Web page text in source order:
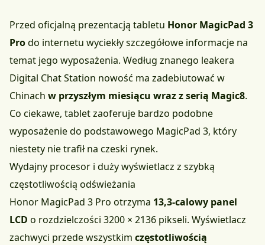
Przed oficjalną prezentacją tabletu Honor MagicPad 3
Prodo internetu wyciekły szczegółowe informacje na
temat jego wyposażenia. Według znanego leakera
Digital Chat Station nowość ma zadebiutować w
Chinach w przyszłym miesiącu wraz z serią Magic8.
Co ciekawe, tablet zaoferuje bardzo podobne
wyposażenie do podstawowego MagicPad 3, który
niestety nie trafił na czeski rynek.
Wydajny procesor i duży wyświetlacz z szybką
częstotliwością odświeżania
Honor MagicPad 3 Pro otrzyma 13,3-calowy panel
LCD o rozdzielczości 3200 × 2136 pikseli. Wyświetlacz
zachwyci przede wszystkim częstotliwością